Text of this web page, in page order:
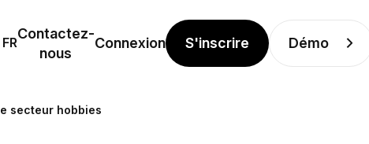
FR
Contactez-
nous
Connexion S'inscrire Démo
secteur hobbies